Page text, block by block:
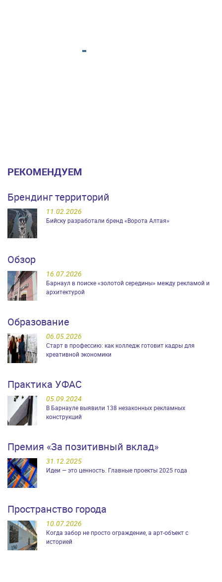
РЕКОМЕНДУЕМ
Брендинг территорий
11.02.2026
Бийску разработали бренд «Ворота Алтая»
Обзор
16.07.2026
Барнаул в поиске «золотой середины» между рекламой и
архитектурой
Образование
06.05.2026
Старт в профессию: как колледж готовит кадры для
креативной экономики
Практика УФАС
05.09.2024
В Барнауле выявили 138 незаконных рекламных
конструкций
Премия «За позитивный вклад»
31.12.2025
Идеи — это ценность. Главные проекты 2025 года
Пространство города
10.07.2026
Когда забор не просто ограждение, а арт-объект с
историей